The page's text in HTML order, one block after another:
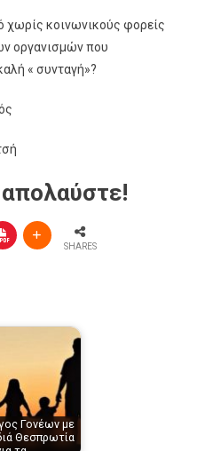
χωρίς κοινωνικούς φορείς
οργανισμών που
« συνταγή»?
SHARES
Γονέων με
Θεσπρωτία